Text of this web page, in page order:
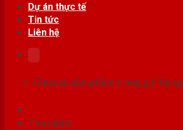
Dự án thực tế
Tin tức
Liên hệ
Chưa có sản phẩm trong giỏ hàng.
Tìm kiếm: